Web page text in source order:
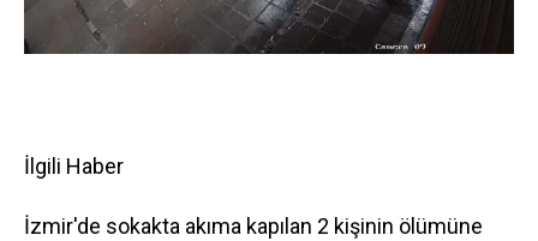
İlgili Haber
İzmir'de sokakta akıma kapılan 2 kişinin ölümüne